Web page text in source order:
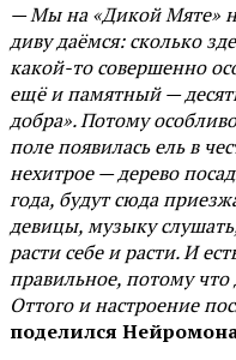
— Мы на «Дикой Мяте»
диву даёмся: сколько
какой-то совершенно
ещё и памятный —
добра». Потому
поле появилась ель в
нехитрое — дерево
года, будут сюда
девицы, музыку
расти себе и расти. И
правильное, потому что
Оттого и настроение
поделился